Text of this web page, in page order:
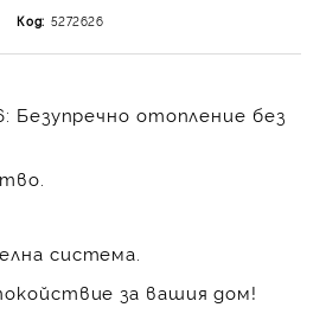
Код: 5272626
Безупречно отопление без
система.
за вашия дом!
на поръчката се